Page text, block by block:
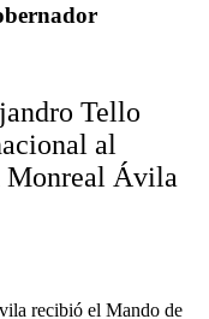
Tello
al
Monreal Ávila
recibió el Mando de